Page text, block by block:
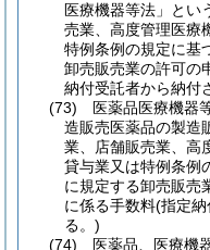
医療機器等法」とい
売業、高度管理医療
特例条例の規定に基
卸売販売業の許可の
納付受託者から納付
(73)
医薬品医療機器
造販売医薬品の製造
業、店舗販売業、高
貸与業又は特例条例
に規定する卸売販売
に係る手数料(指定納
る。)
(74)
医薬品、医療機